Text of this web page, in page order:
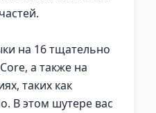
на 16 тщательно
а также на
таких как
В этом шутере вас